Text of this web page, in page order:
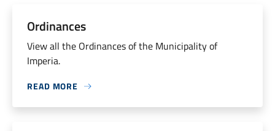
Ordinances
View all the Ordinances of the Municipality of
Imperia.
READ MORE